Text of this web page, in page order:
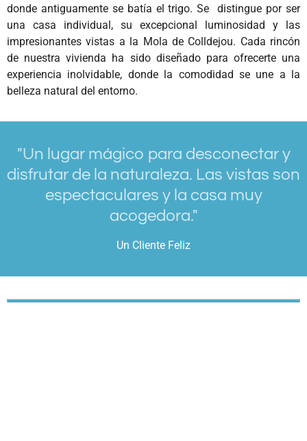
donde antiguamente se batía el trigo. Se distingue por ser
una casa individual, su excepcional luminosidad y las
impresionantes vistas a la Mola de Colldejou. Cada rincón
de nuestra vivienda ha sido diseñado para ofrecerte una
experiencia inolvidable, donde la comodidad se une a la
belleza natural del entorno.
"Un lugar mágico para desconectar y
disfrutar de la naturaleza. Las vistas son
espectaculares y la casa muy
acogedora."
Un Cliente Feliz